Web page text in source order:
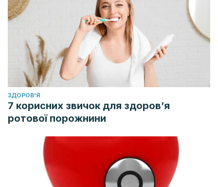
ЗДОРОВ'Я
7 корисних звичок для здоров’я
ротової порожнини